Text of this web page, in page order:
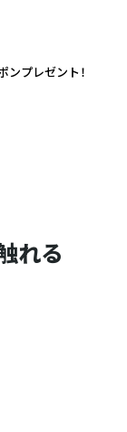
れる
プレゼント！